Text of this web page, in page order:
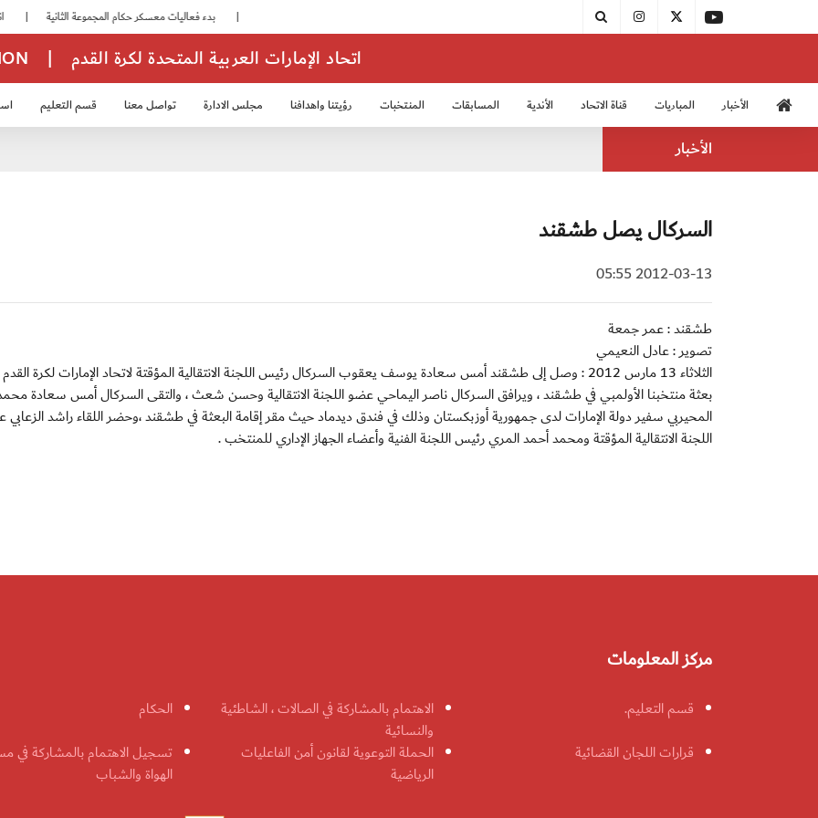
| اتحاد الإمارات العربية المتحدة لكرة القدم
الأخبار المباريات قناة الاتحاد الأندية المسابقات المنتخبات رؤيتنا واهدافنا مجلس الادارة تواصل معنا قسم التعليم
الأخبار
السركال يصل طشقند
2012-03-13 05:55
طشقند : عمر جمعة
تصوير : عادل النعيمي
الثلاثاء 13 مارس 2012 : وصل إلى طشقند أمس سعادة يوسف يعقوب السركال رئيس اللجنة الانتقالية المؤقتة لاتحاد الإمارات لكرة
بعثة منتخبنا الأولمبي في طشقند ، ويرافق السركال ناصر اليماحي عضو اللجنة الانتقالية وحسن شعث ، والتقى السركال أمس سعادة
المحيربي سفير دولة الإمارات لدى جمهورية أوزبكستان وذلك في فندق ديدماد حيث مقر إقامة البعثة في طشقند ،وحضر اللقاء راشد
اللجنة الانتقالية المؤقتة ومحمد أحمد المري رئيس اللجنة الفنية وأعضاء الجهاز الإداري للمنتخب .
مركز المعلومات
قسم التعليم.
الاهتمام بالمشاركة في الصالات ، الشاطئية
والنسائية
الحكام
قرارات اللجان القضائية
الحملة التوعوية لقانون أمن الفاعليات
الرياضية
تسجيل الاهتمام بالمشاركة في
الهواة والشباب